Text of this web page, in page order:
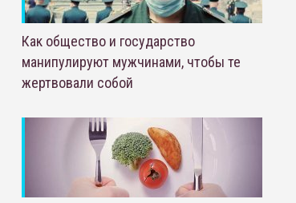
Как общество и государство
манипулируют мужчинами, чтобы те
жертвовали собой